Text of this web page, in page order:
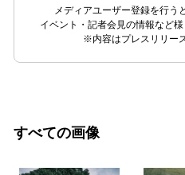
メディアユーザー登録を行う
イベント・記者会見の情報など
※内容はプレスリリー
すべての画像